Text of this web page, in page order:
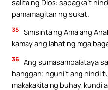
salita ng Dios: sapagka’t
pamamagitan ng sukat.
35 Sinisinta ng Ama ang
kamay ang lahat ng mga
36 Ang sumasampalataya
hanggan; nguni’t ang hindi
makakakita ng buhay, kundi